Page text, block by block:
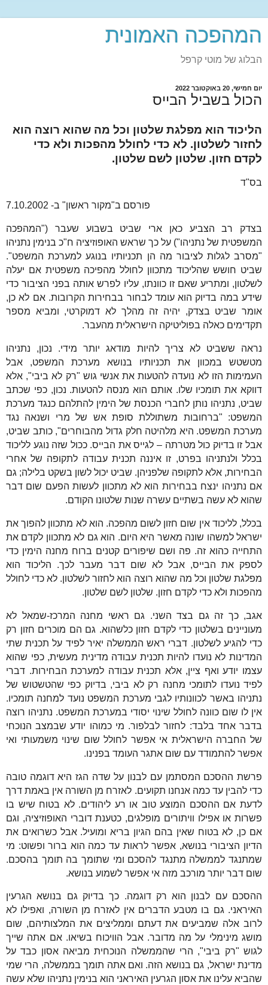
המהפכה האמונית
הבלוג של מוטי קרפל
יום חמישי, 20 באוקטובר 2022
הכול בשביל הבייס
הליכוד הוא מפלגת שלטון וכל מה שהוא רוצה הוא
לחזור לשלטון. לא כדי לחולל מהפכות ולא כדי
לקדם חזון. שלטון לשם שלטון.
בס"ד
פורסם ב"מקור ראשון" ב- 7.10.2002
בצדק רב הצביע כאן ארי שביט בשבוע שעבר ("המהפכה
המשפטית של נתניהו") על כך שראש האופוזיציה ח"כ בנימין נתניהו
"מסרב לגלות לציבור מה הן תכניותיו בנוגע למערכת המשפט".
שביט חושש שהליכוד מתכוון לחולל מהפיכה משפטית אם יעלה
לשלטון, ומתריע שאם זו כוונתו, עליו לפרש אותה בפני הציבור כדי
שידע במה בדיוק הוא עומד לבחור בבחירות הקרובות. אם לא כן,
אומר שביט בצדק, יהיה זה מהלך לא דמוקרטי, ומביא מספר
תקדימים כאלה בפוליטיקה הישראלית מהעבר.
נראה ששביט לא צריך להיות מודאג יותר מידי. נכון, נתניהו
מטשטש במכוון את תכניותיו בנושא מערכת המשפט, אבל
העמימות הזו לא נועדה להטעות את אנשי גוש "רק לא ביבי", אלא
דווקא את תומכיו שלו. אותם הוא מנסה להטעות. נכון, כפי שכתב
שביט, נתניהו נותן לחברי הכנסת של הימין להתלהם כנגד מערכת
המשפט: "ברחובות משתוללת סופת אש של מרי ושנאה נגד
מערכת המשפט. היא מלהיטה חלק גדול מהבוחרים", כותב שביט,
אבל זו בדיוק כול מטרתה – לגייס את הבייס. ככול שזה נוגע לליכוד
בכלל ולנתניהו בפרט, זו איננה תכנית עבודה לתקופה של אחרי
הבחירות, אלא לתקופה שלפניהן. שביט יכול לשון בשקט בלילה; גם
אם נתניהו ינצח בבחירות הוא לא מתכוון לעשות הפעם שום דבר
שהוא לא עשה בשתיים עשרה שנות שלטונו הקודם.
בכלל, לליכוד אין שום חזון לשום מהפכה. הוא לא מתכוון להפוך את
ישראל למשהו שונה מאשר היא היום. הוא גם לא מתכוון לקדם את
התחייה כהוא זה. פה ושם שיפורים קטנים ברוח מחנה הימין כדי
לספק את הבייס, אבל לא שום דבר מעבר לכך. הליכוד הוא
מפלגת שלטון וכל מה שהוא רוצה הוא לחזור לשלטון. לא כדי לחולל
מהפכות ולא כדי לקדם חזון. שלטון לשם שלטון.
אגב, כך זה גם בצד השני. גם ראשי מחנה המרכז-שמאל לא
מעוניינים בשלטון כדי לקדם חזון כלשהוא. גם הם מוכרים חזון רק
כדי להגיע לשלטון. דברי ראש הממשלה יאיר לפיד על תכנית שתי
המדינות לא נועדו להיות תכנית עבודה מדינית מעשית, כפי שהוא
עצמו יודע ואף ציין, אלא תכנית עבודה למערכת הבחירות. דברי
לפיד נועדו לתומכי מחנה רק לא ביבי, בדיוק כפי שהטשטוש של
נתניהו באשר לכוונותיו לגבי מערכת המשפט נועד למחנה תומכיו.
אין לו שום כוונה לחולל שינוי יסודי במערכת המשפט. נתניהו רוצה
בדבר אחד בלבד: לחזור לבלפור. מי כמוהו יודע שבמצב הנוכחי
של החברה הישראלית אי אפשר לחולל שום שינוי משמעותי ואי
אפשר להתמודד עם שום אתגר העומד בפנינו.
פרשת ההסכם המסתמן עם לבנון על שדה הגז היא דוגמה טובה
כדי להבין עד כמה אנחנו תקועים. לאזרח מן השורה אין באמת דרך
לדעת אם ההסכם המוצע טוב או רע ליהודים. לא בטוח שיש בו
פשרות או אפילו וויתורים מופלגים, כטענת דוברי האופוזיציה, וגם
אם כן, לא בטוח שאין בהם הגיון בריא ומועיל. אבל כשרואים את
הדיון הציבורי בנושא, אפשר לראות עד כמה הוא ברור ופשוט: מי
שמתנגד לממשלה מתנגד להסכם ומי שתומך בה תומך בהסכם.
שום דבר יותר מורכב מזה אי אפשר לשמוע בנושא.
ההסכם עם לבנון הוא רק דוגמה. כך בדיוק גם בנושא הגרעין
האיראני. גם בו מטבע הדברים אין לאזרח מן השורה, ואפילו לא
לרוב אלה שמביעים את דעתם וממליצים את המלצותיהם, שום
מושג מינימלי על מה מדובר. אבל הוויכוח בשיאו. אם אתה שייך
לגוש "רק ביבי", הרי שהממשלה הנוכחית מביאה אסון כבד על
מדינת ישראל, גם בנושא הזה. ואם אתה תומך בממשלה, הרי שמי
שהביא עלינו את אסון הגרעין האיראני הוא בנימין נתניהו שלא עשה